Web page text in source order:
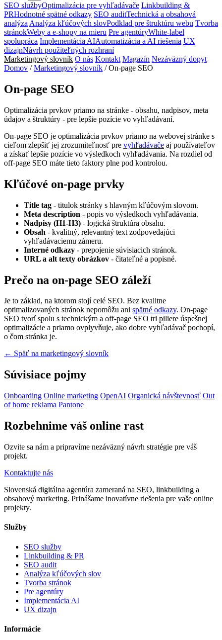
SEO službyOptimalizácia pre vyhľadávače Linkbuilding &
PRHodnotné spätné odkazy SEO auditTechnická a obsahová
analýza Analýza kľúčových slovPodklad pre štruktúru webu Tvorba
stránokWeby a e-shopy na mieru Pre agentúryWhite-label
spolupráca Implementácia AIAutomatizácia a AI riešenia UX
dizajnNávrh použiteľných rozhraní
Marketingový slovník O nás Kontakt Magazín Nezáväzný dopyt
Domov / Marketingový slovník /On-page SEO
On-page SEO
Optimalizácia prvkov priamo na stránke - obsahu, nadpisov, meta
údajov a štruktúry - pre lepšie pozície vo vyhľadávaní.
On-page SEO je optimalizácia prvkov priamo na webovej stránke s
cieľom zlepšiť jej zrozumiteľnosť pre vyhľadávače aj používateľov
a získať lepšie pozície vo výsledkoch vyhľadávania. Na rozdiel od
off-page SEO máte tieto faktory plne pod kontrolou.
Kľúčové on-page prvky
Title tag - titulok stránky s hlavným kľúčovým slovom.
Meta description - popis vo výsledkoch vyhľadávania.
Nadpisy (H1-H3) - logická štruktúra obsahu.
Obsah - kvalitný, relevantný text zodpovedajúci
vyhľadávaciemu zámeru.
Interné odkazy - prepojenie súvisiacich stránok.
URL a alt texty obrázkov - čitateľné a popisné.
Prečo na on-page SEO záleží
Je to základ, na ktorom stojí celé SEO. Bez kvalitne
optimalizovaných stránok nepomôžu ani spätné odkazy. On-page
SEO tvorí spolu s technickým a off-page SEO tri piliere úspešnej
optimalizácie a priamo ovplyvňuje, ako dobre vyhľadávač pochopí,
o čom stránka je.
← Späť na marketingový slovník
Súvisiace pojmy
Onboarding Online marketing OpenAI Organická návštevnosť Out
of home reklama Pantone
Rozbehnime váš online rast
Ozvite sa nám a pripravíme nezáväzný návrh stratégie pre váš
projekt.
Kontaktujte nás
Slovenská digitálna agentúra zameraná na SEO, linkbuilding a
obsahový marketing. Prinášame inovatívne riešenia pre vaše online
projekty.
Služby
SEO služby
Linkbuilding & PR
SEO audit
Analýza kľúčových slov
Tvorba stránok
Pre agentúry
Implementácia AI
UX dizajn
Informácie